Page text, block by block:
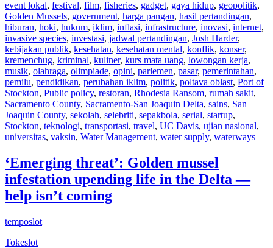
event lokal, festival, film, fisheries, gadget, gaya hidup, geopolitik,
Golden Mussels, government, harga pangan, hasil pertandingan,
hiburan, hoki, hukum, iklim, inflasi, infrastructure, inovasi, internet,
invasive species, investasi, jadwal pertandingan, Josh Harder,
kebijakan publik, kesehatan, kesehatan mental, konflik, konser,
kremenchug, kriminal, kuliner, kurs mata uang, lowongan kerja,
musik, olahraga, olimpiade, opini, parlemen, pasar, pemerintahan,
pemilu, pendidikan, perubahan iklim, politik, poltava oblast, Port of
Stockton, Public policy, restoran, Rhodesia Ransom, rumah sakit,
Sacramento County, Sacramento-San Joaquin Delta, sains, San
Joaquin County, sekolah, selebriti, sepakbola, serial, startup,
Stockton, teknologi, transportasi, travel, UC Davis, ujian nasional,
universitas, vaksin, Water Management, water supply, waterways
‘Emerging threat’: Golden mussel
infestation upending life in the Delta —
help isn’t coming
temposlot
Tokeslot